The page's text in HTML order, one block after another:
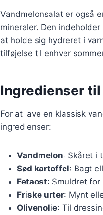
Vandmelonsalat er også
mineraler. Den
at holde sig hydreret i
tilføjelse til enhver
Ingredienser
For at lave en klassisk
ingredienser:
Vandmelon: Skåret i
Sød kartoffel: Bagt
Fetaost: Smuldret
Friske urter: Mynt
Olivenolie: Til